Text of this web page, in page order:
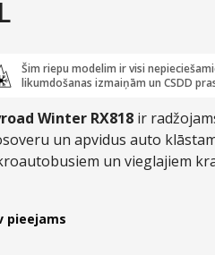
Šim riepu modelim ir visi
likumdošanas izmaiņām un CSDD
Winter RX818ir
un apvidus auto
un vieglajiem
tām!
pieejams